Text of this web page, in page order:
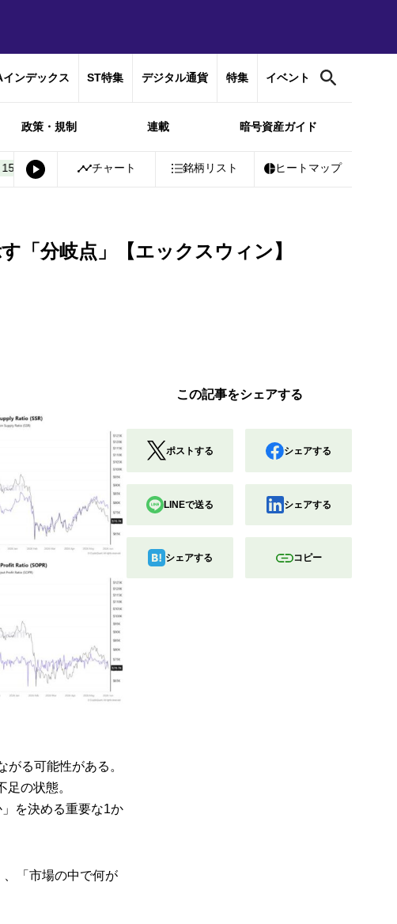
インデックス ST特集 デジタル通貨 特集 イベント
政策・規制 連載 暗号資産ガイド
+ 0.00% Bitcoin ￥10,188,434+ 0.49% Ethereum ￥300,352
チャート 銘柄リスト ヒートマップ
分岐点」【エックスウィン】
る可能性がある。
の状態。
を決める重要な1か
「市場の中で何が
この記事をシェアする
ポストする シェアする
LINEで送る シェアする
シェアする コピー